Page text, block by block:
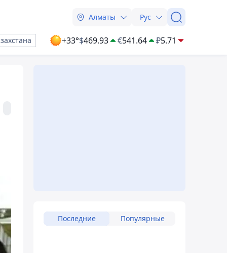
Алматы Рус
+33°$469.93 €541.64 ₽5.71
Последние Популярные